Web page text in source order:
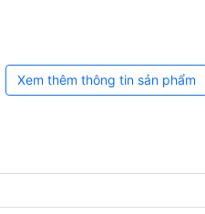
Xem thêm thông tin sản phẩm